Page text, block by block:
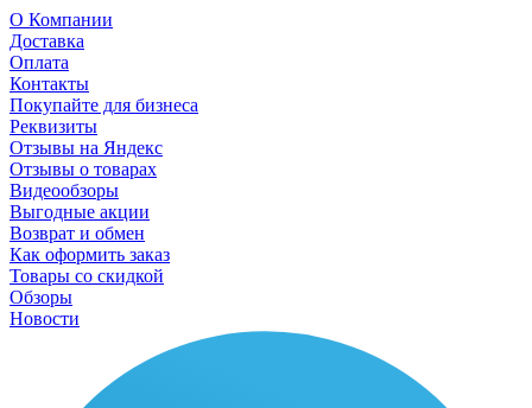
О Компании
Доставка
Оплата
Контакты
Покупайте для бизнеса
Реквизиты
Отзывы на Яндекс
Отзывы о товарах
Видеообзоры
Выгодные акции
Возврат и обмен
Как оформить заказ
Товары со скидкой
Обзоры
Новости